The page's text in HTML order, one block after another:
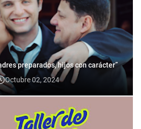
preparados, hijos con carácter”
Octubre 02, 2024